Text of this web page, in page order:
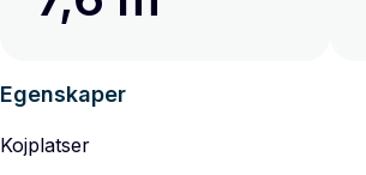
Egenskaper
Kojplatser